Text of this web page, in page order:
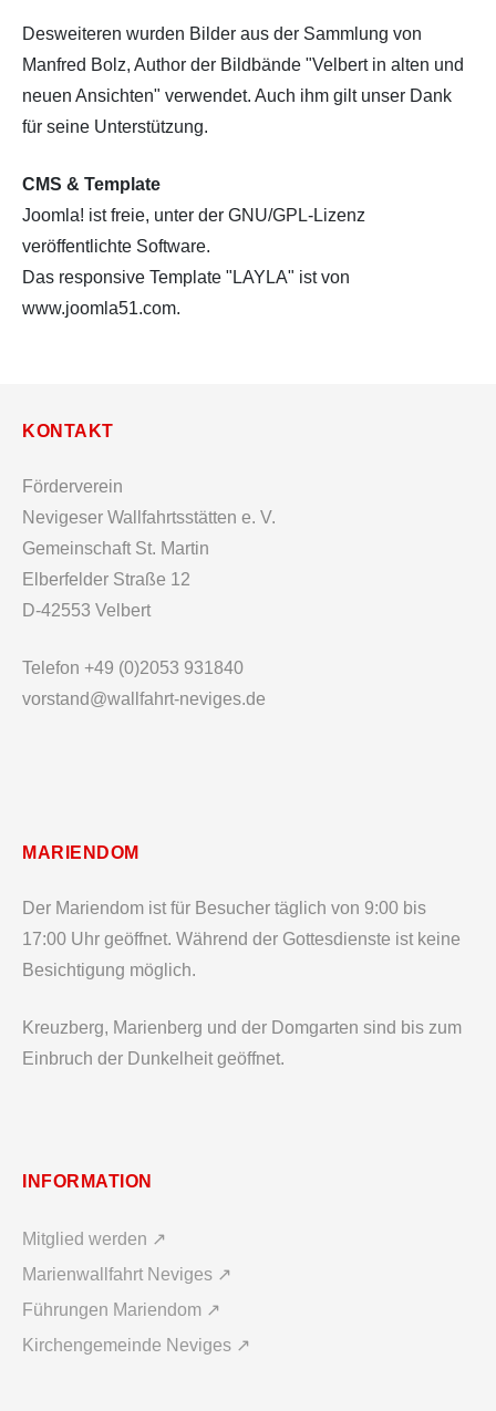
Desweiteren wurden Bilder aus der Sammlung von
Manfred Bolz, Author der Bildbände "Velbert in alten und
neuen Ansichten" verwendet. Auch ihm gilt unser Dank
für seine Unterstützung.
CMS & Template
Joomla! ist freie, unter der GNU/GPL-Lizenz
veröffentlichte Software.
Das responsive Template "LAYLA" ist von
www.joomla51.com.
KONTAKT
Förderverein
Nevigeser Wallfahrtsstätten e. V.
Gemeinschaft St. Martin
Elberfelder Straße 12
D-42553 Velbert
Telefon +49 (0)2053 931840
vorstand@wallfahrt-neviges.de
MARIENDOM
Der Mariendom ist für Besucher täglich von 9:00 bis
17:00 Uhr geöffnet. Während der Gottesdienste ist keine
Besichtigung möglich.
Kreuzberg, Marienberg und der Domgarten sind bis zum
Einbruch der Dunkelheit geöffnet.
INFORMATION
Mitglied werden ↗
Marienwallfahrt Neviges ↗
Führungen Mariendom ↗
Kirchengemeinde Neviges ↗